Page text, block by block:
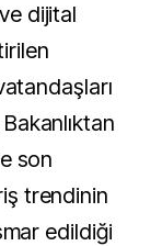
son
trendinin
edildiği